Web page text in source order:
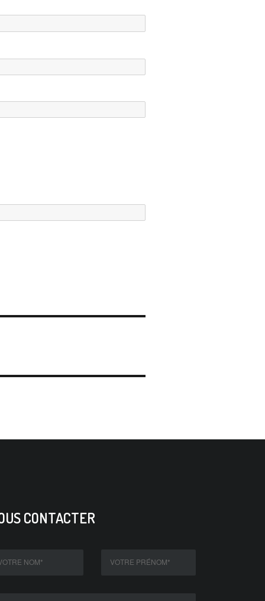
CONTACTER